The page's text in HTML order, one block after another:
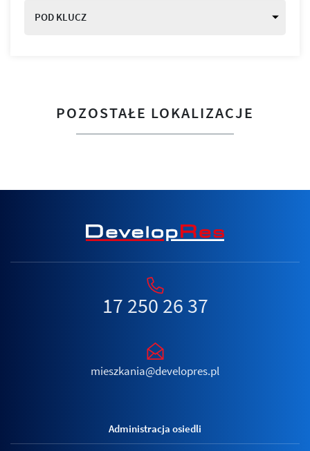
POD KLUCZ
POZOSTAŁE LOKALIZACJE
17 250 26 37
mieszkania@developres.pl
Administracja osiedli